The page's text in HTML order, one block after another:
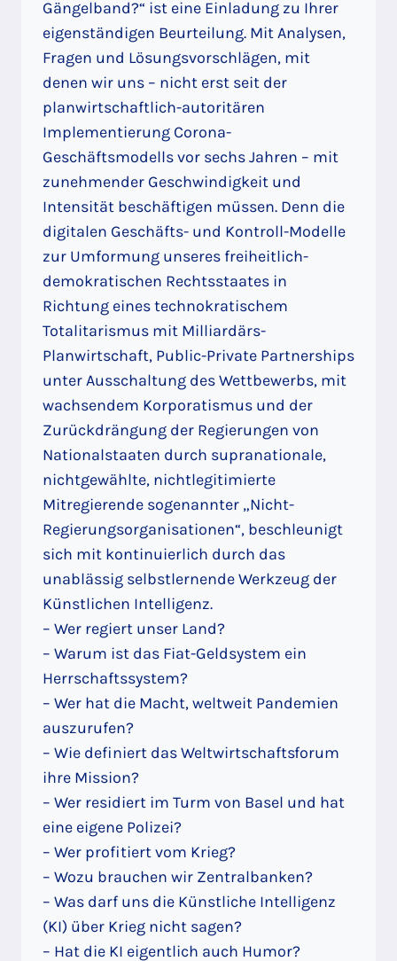
Gängelband?“ ist eine Einladung zu Ihrer
eigenständigen Beurteilung. Mit Analysen,
Fragen und Lösungsvorschlägen, mit
denen wir uns – nicht erst seit der
planwirtschaftlich-autoritären
Implementierung Corona-
Geschäftsmodells vor sechs Jahren – mit
zunehmender Geschwindigkeit und
Intensität beschäftigen müssen. Denn die
digitalen Geschäfts- und Kontroll-Modelle
zur Umformung unseres freiheitlich-
demokratischen Rechtsstaates in
Richtung eines technokratischem
Totalitarismus mit Milliardärs-
Planwirtschaft, Public-Private Partnerships
unter Ausschaltung des Wettbewerbs, mit
wachsendem Korporatismus und der
Zurückdrängung der Regierungen von
Nationalstaaten durch supranationale,
nichtgewählte, nichtlegitimierte
Mitregierende sogenannter „Nicht-
Regierungsorganisationen“, beschleunigt
sich mit kontinuierlich durch das
unablässig selbstlernende Werkzeug der
Künstlichen Intelligenz.
– Wer regiert unser Land?
– Warum ist das Fiat-Geldsystem ein
Herrschaftssystem?
– Wer hat die Macht, weltweit Pandemien
auszurufen?
– Wie definiert das Weltwirtschaftsforum
ihre Mission?
– Wer residiert im Turm von Basel und hat
eine eigene Polizei?
– Wer profitiert vom Krieg?
– Wozu brauchen wir Zentralbanken?
– Was darf uns die Künstliche Intelligenz
(KI) über Krieg nicht sagen?
– Hat die KI eigentlich auch Humor?